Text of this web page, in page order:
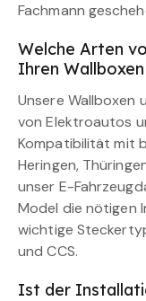
Fachmann
Welche Arten
Ihren
Unsere Wallboxen
von Elektroautos
Kompatibilität mit
Heringen,
unser E-
Model die nötigen
wichtige
und CCS.
Ist der